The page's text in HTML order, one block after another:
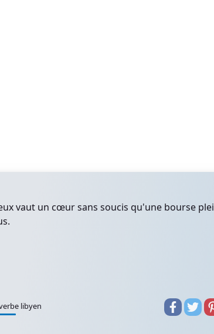
vaut un cœur sans soucis qu'une bourse
libyen